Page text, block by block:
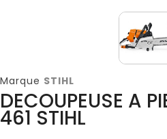
Marque STIHL
DECOUPEUSE A
461 STIHL